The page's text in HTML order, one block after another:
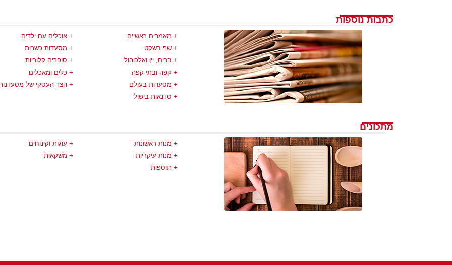
כתבות נוספות
מאמרים ראשיים
שף בשקט
ברים, יין ואלכוהול
קפה ובתי קפה
מסעדות בעולם
סדנאות בישול
אוכלים עם ילדים
מסעדות כשרות
סופרים קלוריות
כלים ומאכלים
הצד העסקי של
מתכונים
מנות ראשונות
מנות עיקריות
תוספות
עוגות וקינוחים
משקאות